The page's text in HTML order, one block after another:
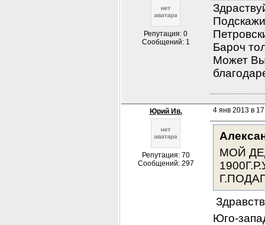
Репутация: 0
Сообщений: 1
Бароч
Может
Юрий Ив.
Репутация: 70
Сообщений: 297
4 янв 2013 в
МОЙ
Юго-